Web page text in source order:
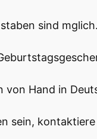
sind mglich.
von Hand in
sein,